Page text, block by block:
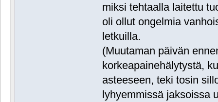
miksi tehtaalla laitettu
oli ollut ongelmia
letkuilla.
(Muutaman päivän
korkeapainehälytystä,
asteeseen, teki tosin
lyhyemmissä jaksoissa